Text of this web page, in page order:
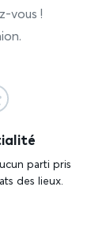
vous !
parti pris
des lieux.